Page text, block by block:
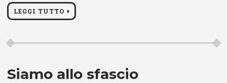
LEGGI TUTTO
Siamo allo sfascio